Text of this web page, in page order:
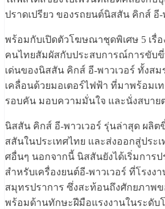
ปราดเปรียว ของรถยนต์นิสสัน คิกส์ อี-
พร้อมกับเปิดตัวโฆษณาชุดพิเศษ 5 เรื่
คนไทยสัมผัสกับประสบการณ์การขับ
เด่นของนิสสัน คิกส์ อี-พาวเวอร์ ทั้งส
เคลื่อนด้วยมอเตอร์ไฟฟ้า ที่มาพร้อม
รอบคัน มอบความมั่นใจ และนั่งสบาย
นิสสัน คิกส์ อี-พาวเวอร์ รุ่นล่าสุด ผลิ
สสันในประเทศไทย และส่งออกสู่ประ
ศอื่นๆ นอกจากนี้ นิสสันยังได้เริ่มการป
สำหรับเครื่องยนต์อี-พาวเวอร์ ที่โรงง
สมุทรปราการ ซึ่งสะท้อนถึงศักยภาพ
พร้อมด้านทักษะฝีมือแรงงานในระดับ